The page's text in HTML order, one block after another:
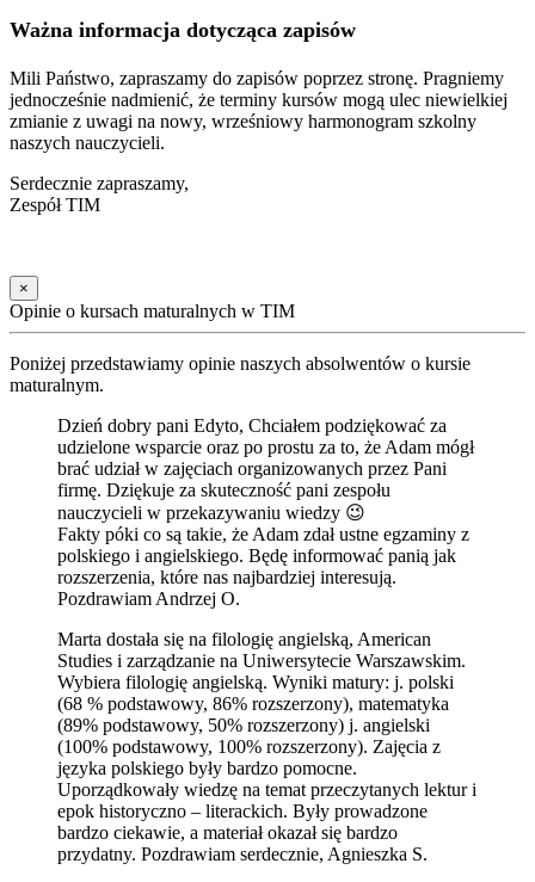
Ważna informacja dotycząca zapisów
Mili Państwo, zapraszamy do zapisów poprzez stronę. Pragniemy
jednocześnie nadmienić, że terminy kursów mogą ulec niewielkiej
zmianie z uwagi na nowy, wrześniowy harmonogram szkolny
naszych nauczycieli.
Serdecznie zapraszamy,
Zespół TIM
×
Opinie o kursach maturalnych w TIM
Poniżej przedstawiamy opinie naszych absolwentów o kursie
maturalnym.
Dzień dobry pani Edyto, Chciałem podziękować za
udzielone wsparcie oraz po prostu za to, że Adam mógł
brać udział w zajęciach organizowanych przez Pani
firmę. Dziękuje za skuteczność pani zespołu
nauczycieli w przekazywaniu wiedzy 😉
Fakty póki co są takie, że Adam zdał ustne egzaminy z
polskiego i angielskiego. Będę informować panią jak
rozszerzenia, które nas najbardziej interesują.
Pozdrawiam Andrzej O.
Marta dostała się na filologię angielską, American
Studies i zarządzanie na Uniwersytecie Warszawskim.
Wybiera filologię angielską. Wyniki matury: j. polski
(68 % podstawowy, 86% rozszerzony), matematyka
(89% podstawowy, 50% rozszerzony) j. angielski
(100% podstawowy, 100% rozszerzony). Zajęcia z
języka polskiego były bardzo pomocne.
Uporządkowały wiedzę na temat przeczytanych lektur i
epok historyczno – literackich. Były prowadzone
bardzo ciekawie, a materiał okazał się bardzo
przydatny. Pozdrawiam serdecznie, Agnieszka S.